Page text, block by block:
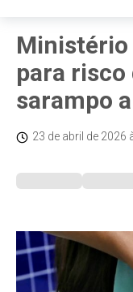
Ministério
para risco
sarampo
23 de abril de 2026